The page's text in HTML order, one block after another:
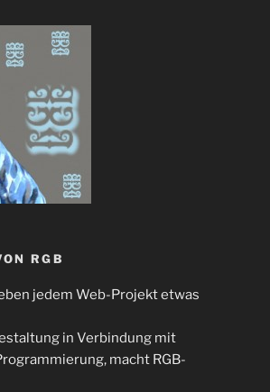
RGB
jedem Web-Projekt etwas
in Verbindung mit
macht RGB-